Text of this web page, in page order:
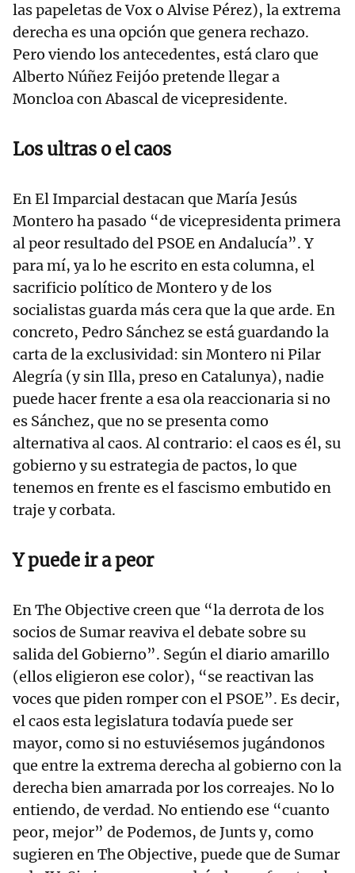
las papeletas de Vox o Alvise Pérez), la extrema
derecha es una opción que genera rechazo.
Pero viendo los antecedentes, está claro que
Alberto Núñez Feijóo pretende llegar a
Moncloa con Abascal de vicepresidente.
Los ultras o el caos
En El Imparcial destacan que María Jesús
Montero ha pasado “de vicepresidenta primera
al peor resultado del PSOE en Andalucía”. Y
para mí, ya lo he escrito en esta columna, el
sacrificio político de Montero y de los
socialistas guarda más cera que la que arde. En
concreto, Pedro Sánchez se está guardando la
carta de la exclusividad: sin Montero ni Pilar
Alegría (y sin Illa, preso en Catalunya), nadie
puede hacer frente a esa ola reaccionaria si no
es Sánchez, que no se presenta como
alternativa al caos. Al contrario: el caos es él, su
gobierno y su estrategia de pactos, lo que
tenemos en frente es el fascismo embutido en
traje y corbata.
Y puede ir a peor
En The Objective creen que “la derrota de los
socios de Sumar reaviva el debate sobre su
salida del Gobierno”. Según el diario amarillo
(ellos eligieron ese color), “se reactivan las
voces que piden romper con el PSOE”. Es decir,
el caos esta legislatura todavía puede ser
mayor, como si no estuviésemos jugándonos
que entre la extrema derecha al gobierno con la
derecha bien amarrada por los correajes. No lo
entiendo, de verdad. No entiendo ese “cuanto
peor, mejor” de Podemos, de Junts y, como
sugieren en The Objective, puede que de Sumar